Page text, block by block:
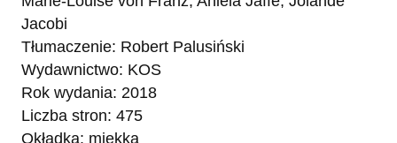
Jacobi
Tłumaczenie: Robert Palusiński
Wydawnictwo: KOS
Rok wydania: 2018
Liczba stron: 475
Okładka: miękka